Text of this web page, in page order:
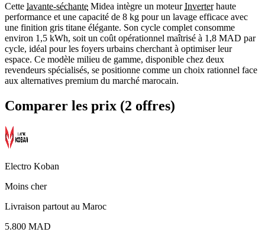
Cette lavante-séchante Midea intègre un moteurInverterhaute
performance et une capacité de 8 kg pour un lavage efficace avec
une finition gris titane élégante. Son cycle complet consomme
environ 1,5 kWh, soit un coût opérationnel maîtrisé à 1,8 MAD par
cycle, idéal pour les foyers urbains cherchant à optimiser leur
espace. Ce modèle milieu de gamme, disponible chez deux
revendeurs spécialisés, se positionne comme un choix rationnel face
aux alternatives premium du marché marocain.
Comparer les prix (2 offres)
Electro Koban
Moins cher
Livraison partout au Maroc
5.800 MAD